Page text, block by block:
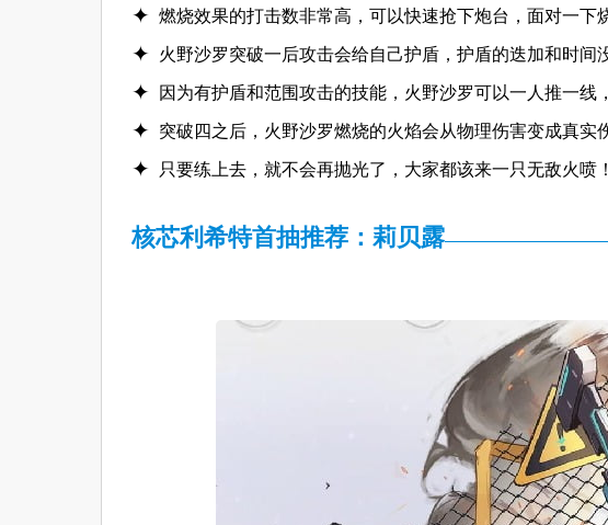
燃烧效果的打击数非常高，可以快速抢下炮台，面对一下
火野沙罗突破一后攻击会给自己护盾，护盾的迭加和时间
因为有护盾和范围攻击的技能，火野沙罗可以一人推一线
突破四之后，火野沙罗燃烧的火焰会从物理伤害变成真实
只要练上去，就不会再抛光了，大家都该来一只无敌火喷！
核芯利希特首抽推荐：莉贝露